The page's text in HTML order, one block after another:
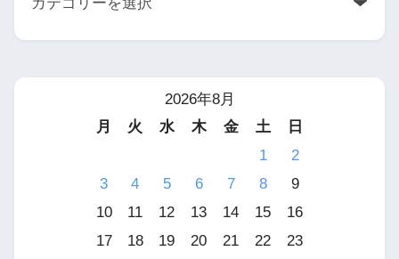
2026年8月
月
火 水 木 金 土
日
1
2
3
4 5 6 7 8
9
10
11 12 13 14 15
16
17
18 19 20 21 22
23